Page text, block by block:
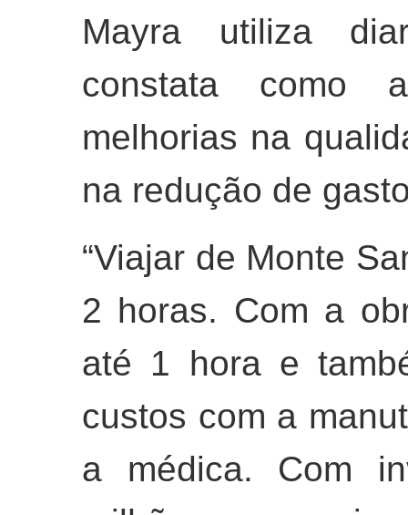
Mayra utiliza
constata como
melhorias na
na redução de
“Viajar de Monte
2 horas. Com a
até 1 hora e
custos com a
a médica. Com